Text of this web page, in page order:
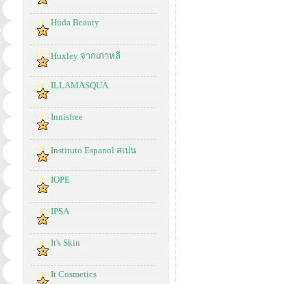
Huda Beauty
Huxley จากเกาหลี
ILLAMASQUA
Innisfree
Instituto Espanol สเปน
IOPE
IPSA
It's Skin
It Cosmetics